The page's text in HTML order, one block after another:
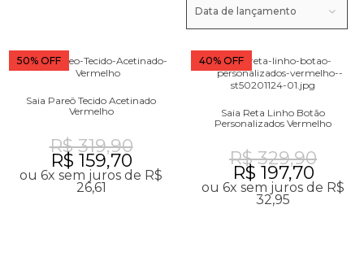
Data de lançamento
Saia Pareô Tecido Acetinado
Vermelho
R$ 319,90
R$ 159,70
ou 6x sem juros de R$
26,61
50% OFF
Saia Reta Linho Botão
Personalizados Vermelho
R$ 329,90
R$ 197,70
ou 6x sem juros de R$
32,95
40% OFF